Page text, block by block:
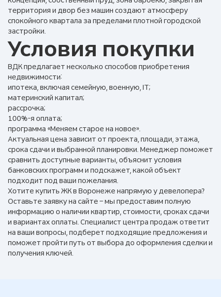
территория и двор без машин создают атмосферу
спокойного квартала за пределами плотной городской
застройки.
Условия покупки
ВДК предлагает несколько способов приобретения
недвижимости:
ипотека, включая семейную, военную, IT;
материнский капитал;
рассрочка;
100%-я оплата;
программа «Меняем старое на новое».
Актуальная цена зависит от проекта, площади, этажа,
срока сдачи и выбранной планировки. Менеджер поможет
сравнить доступные варианты, объяснит условия
банковских программ и подскажет, какой объект
подходит под ваши пожелания.
Хотите купить ЖК в Воронеже напрямую у девелопера?
Оставьте заявку на сайте – мы предоставим полную
информацию о наличии квартир, стоимости, сроках сдачи
и вариантах оплаты. Специалист центра продаж ответит
на ваши вопросы, подберет подходящие предложения и
поможет пройти путь от выбора до оформления сделки и
получения ключей.